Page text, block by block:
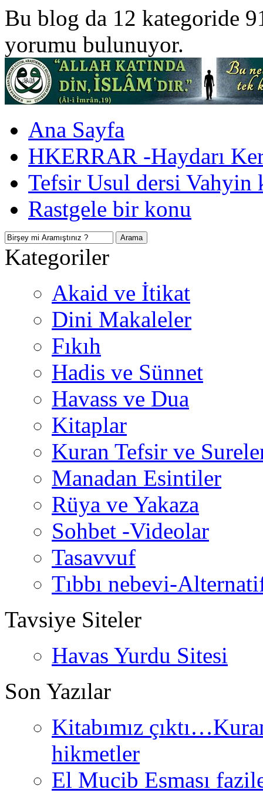
Bu blog da 12 kategoride
yorumu bulunuyor.
Ana Sayfa
HKERRAR -Haydarı
Tefsir Usul dersi Vahyin
Rastgele bir konu
Kategoriler
Akaid ve İtikat
Dini Makaleler
Fıkıh
Hadis ve Sünnet
Havass ve Dua
Kitaplar
Kuran Tefsir ve
Manadan Esintiler
Rüya ve Yakaza
Sohbet -Videolar
Tasavvuf
Tıbbı nebevi-
Tavsiye Siteler
Havas Yurdu Sitesi
Son Yazılar
Kitabımız
hikmetler
El Mucib Esması